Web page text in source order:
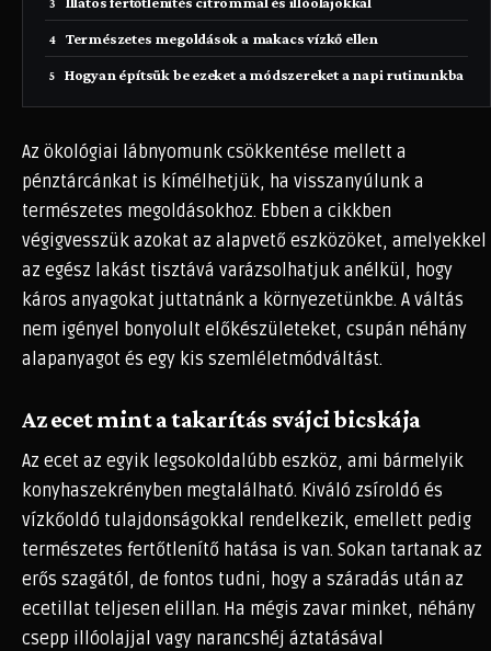
Természetes megoldások a makacs vízkő ellen
Hogyan építsük be ezeket a módszereket a napi rutinunkba
Az ökológiai lábnyomunk csökkentése mellett a
pénztárcánkat is kímélhetjük, ha visszanyúlunk a
természetes megoldásokhoz. Ebben a cikkben
végigvesszük azokat az alapvető eszközöket, amelyekkel
az egész lakást tisztává varázsolhatjuk anélkül, hogy
káros anyagokat juttatnánk a környezetünkbe. A váltás
nem igényel bonyolult előkészületeket, csupán néhány
alapanyagot és egy kis szemléletmódváltást.
Az ecet mint a takarítás svájci bicskája
Az ecet az egyik legsokoldalúbb eszköz, ami bármelyik
konyhaszekrényben megtalálható. Kiváló zsíroldó és
vízkőoldó tulajdonságokkal rendelkezik, emellett pedig
természetes fertőtlenítő hatása is van. Sokan tartanak az
erős szagától, de fontos tudni, hogy a száradás után az
ecetillat teljesen elillan. Ha mégis zavar minket, néhány
csepp illóolajjal vagy narancshéj áztatásával